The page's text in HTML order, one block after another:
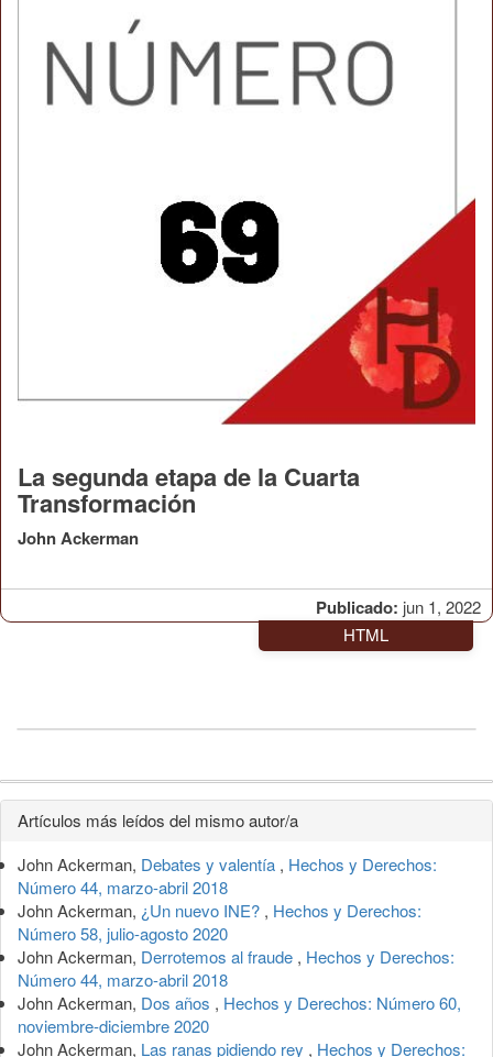
Publicado: jun 1, 2022
La segunda etapa de la Cuarta
Transformación
John Ackerman
HTML
Detalles
del
artículo
Artículos más leídos del mismo autor/a
John Ackerman, Debates y valentía , Hechos y Derechos:
Número 44, marzo-abril 2018
John Ackerman, ¿Un nuevo INE? , Hechos y Derechos:
Número 58, julio-agosto 2020
John Ackerman, Derrotemos al fraude , Hechos y Derechos:
Número 44, marzo-abril 2018
John Ackerman, Dos años , Hechos y Derechos: Número 60,
noviembre-diciembre 2020
John Ackerman, Las ranas pidiendo rey , Hechos y Derechos: